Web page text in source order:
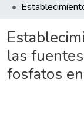
las
fosfatos